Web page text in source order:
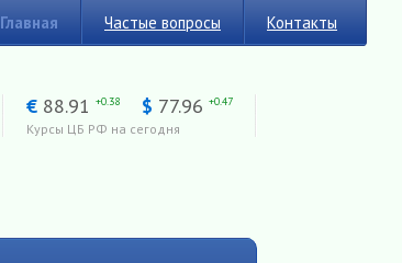
Главная Частые вопросы Контакты
€ 88.91 +0.38 $ 77.96 +0.47
Курсы ЦБ РФ на сегодня